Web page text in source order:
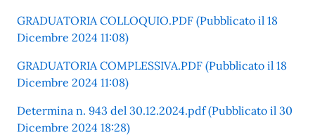
GRADUATORIA COLLOQUIO.PDF (Pubblicato il 18
Dicembre 2024 11:08)
GRADUATORIA COMPLESSIVA.PDF (Pubblicato il 18
Dicembre 2024 11:08)
Determina n. 943 del 30.12.2024.pdf (Pubblicato il 30
Dicembre 2024 18:28)